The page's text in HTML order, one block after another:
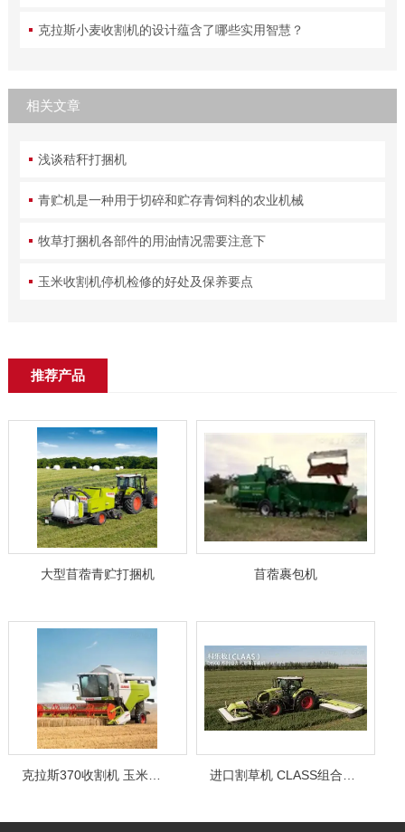
克拉斯小麦收割机的设计蕴含了哪些实用智慧？
相关文章
浅谈秸秆打捆机
青贮机是一种用于切碎和贮存青饲料的农业机械
牧草打捆机各部件的用油情况需要注意下
玉米收割机停机检修的好处及保养要点
推荐产品
大型苜蓿青贮打捆机 苜蓿裹包机
克拉斯370收割机 玉米收割机